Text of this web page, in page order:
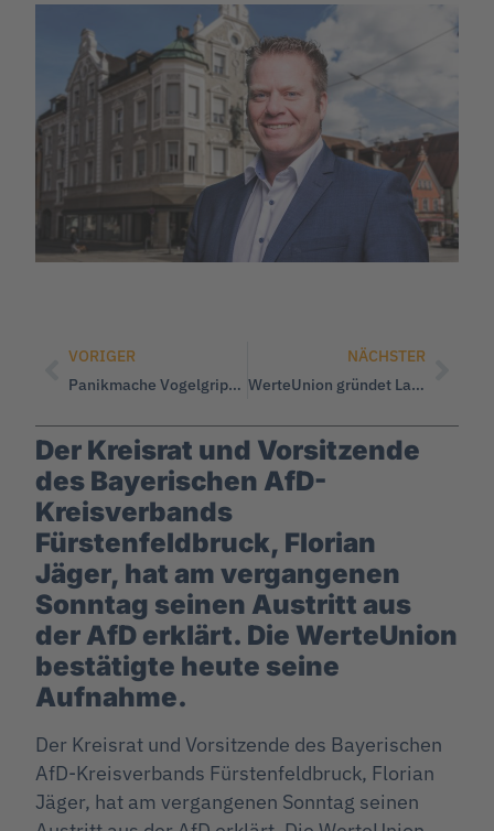
VORIGER
Panikmache Vogelgrippe: „Den Schaden trägt die Bevölkerung!“
NÄCHSTER
WerteUnion gründet Landesverband Baden-Württemberg
Der Kreisrat und Vorsitzende
des Bayerischen AfD-
Kreisverbands
Fürstenfeldbruck, Florian
Jäger, hat am vergangenen
Sonntag seinen Austritt aus
der AfD erklärt. Die WerteUnion
bestätigte heute seine
Aufnahme.
Der Kreisrat und Vorsitzende des Bayerischen
AfD-Kreisverbands Fürstenfeldbruck, Florian
Jäger, hat am vergangenen Sonntag seinen